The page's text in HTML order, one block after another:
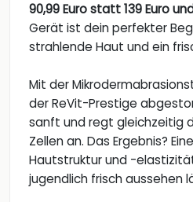
90,99 Euro statt 139 Euro
Gerät ist dein perfekter
strahlende Haut und ein
Mit der
der ReVit-Prestige
sanft und regt gleichzeitig
Zellen an. Das Ergebnis?
Hautstruktur und -
jugendlich frisch aussehen